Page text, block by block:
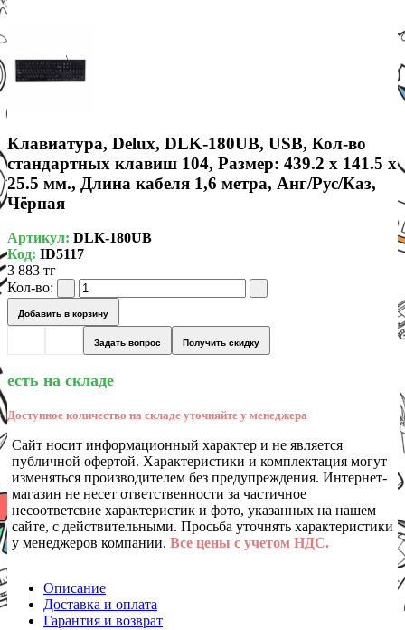
Клавиатура, Delux, DLK-180UB, USB, Кол-во
стандартных клавиш 104, Размер: 439.2 x 141.5 x
25.5 мм., Длина кабеля 1,6 метра, Анг/Рус/Каз,
Чёрная
Артикул: DLK-180UB
Код: ID5117
3 883 тг
Кол-во:
Добавить в корзину
Задать вопрос Получить скидку
есть на складе
Доступное количество на складе уточняйте у менеджера
Сайт носит информационный характер и не является
публичной офертой. Характеристики и комплектация могут
изменяться производителем без предупреждения. Интернет-
магазин не несет ответственности за частичное
несоответсвие характеристик и фото, указанных на нашем
сайте, с действительными. Просьба уточнять характеристики
у менеджеров компании. Все цены с учетом НДС.
Описание
Доставка и оплата
Гарантия и возврат